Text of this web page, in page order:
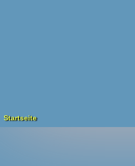
Startseite